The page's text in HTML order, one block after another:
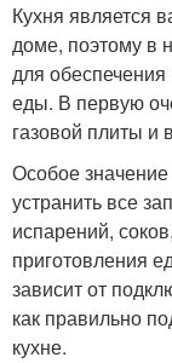
Кухня является
доме, поэтому в
для
еды. В первую
газовой плиты и
Особое
устранить все
испарений,
приготовления
зависит от
как правильно
кухне.